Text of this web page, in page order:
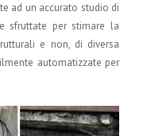
ad un accurato studio di
sfruttate per stimare la
e non, di diversa
automatizzate per